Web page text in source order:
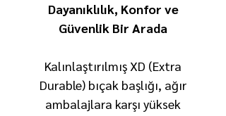
Dayanıklılık, Konfor ve
Güvenlik Bir Arada
Kalınlaştırılmış XD (Extra
Durable) bıçak başlığı, ağır
ambalajlara karşı yüksek